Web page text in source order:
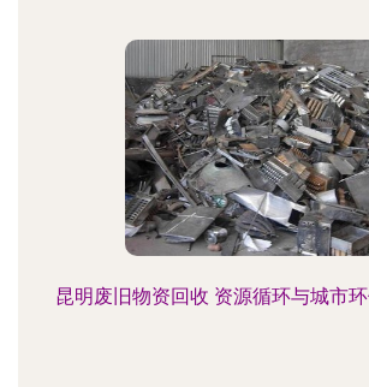
昆明废旧物资回收 资源循环与城市